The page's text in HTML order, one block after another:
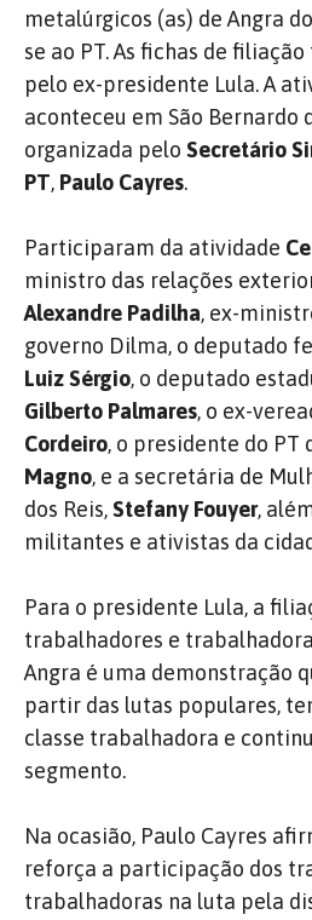
metalúrgicos (as) de Angra
se ao PT. As fichas de
pelo ex-presidente Lula. A
aconteceu em São Bernardo
organizada pelo Secretário
PT, Paulo Cayres.
Participaram da atividade
ministro das relações
Alexandre Padilha, ex-
governo Dilma, o deputado
Luiz Sérgio, o deputado
Gilberto Palmares, o ex-
Cordeiro, o presidente do PT
Magno, e a secretária de
dos Reis,Stefany Fouyer,
militantes e ativistas da
Para o presidente Lula, a
trabalhadores e
Angra é uma demonstração
partir das lutas populares,
classe trabalhadora e
segmento.
Na ocasião, Paulo Cayres
reforça a participação dos
trabalhadoras na luta pela